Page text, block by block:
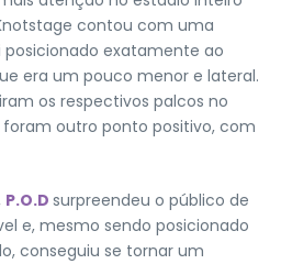
contou com uma
exatamente ao
era um pouco menor e lateral.
os respectivos palcos no
outro ponto positivo, com
P.O.D surpreendeu o público de
e, mesmo sendo posicionado
conseguiu se tornar um